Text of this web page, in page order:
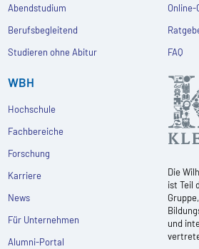
Abendstudium
Berufsbegleitend
Studieren ohne Abitur
Online-
FAQ
WBH
Hochschule
Fachbereiche
Forschung
Karriere
News
Für Unternehmen
Alumni-Portal
Die
ist Teil
und